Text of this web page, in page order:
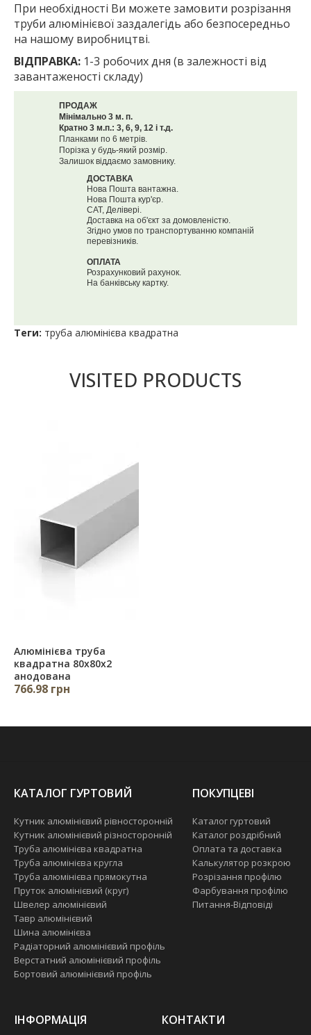
При необхідності Ви можете замовити розрізання
труби алюмінієвої заздалегідь або безпосередньо
на нашому виробництві.
ВІДПРАВКА: 1-3 робочих дня (в залежності від
завантаженості складу)
ПРОДАЖ
Мінімально 3 м. п.
Кратно 3 м.п.: 3, 6, 9, 12 і т.д.
Планками по 6 метрів.
Порізка у будь-який розмір.
Залишок віддаємо замовнику.
ДОСТАВКА
Нова Пошта вантажна.
Нова Пошта кур'єр.
САТ, Делівері.
Доставка на об'єкт за домовленістю.
Згідно умов по транспортуванню компаній
перевізників.
ОПЛАТА
Розрахунковий рахунок.
На банківську картку.
Теги: труба алюмінієва квадратна
VISITED PRODUCTS
Алюмінієва труба
квадратна 80х80х2
анодована
766.98 грн
КАТАЛОГ ГУРТОВИЙ
Кутник алюмінієвий рівносторонній
Кутник алюмінієвий різносторонній
Труба алюмінієва квадратна
Труба алюмінієва кругла
Труба алюмінієва прямокутна
Пруток алюмінієвий (круг)
Швелер алюмінієвий
Тавр алюмінієвий
Шина алюмінієва
Радіаторний алюмінієвий профіль
Верстатний алюмінієвий профіль
Бортовий алюмінієвий профіль
ПОКУПЦЕВІ
Каталог гуртовий
Каталог роздрібний
Оплата та доставка
Калькулятор розкрою
Розрізання профілю
Фарбування профілю
Питання-Відповіді
ІНФОРМАЦІЯ КОНТАКТИ